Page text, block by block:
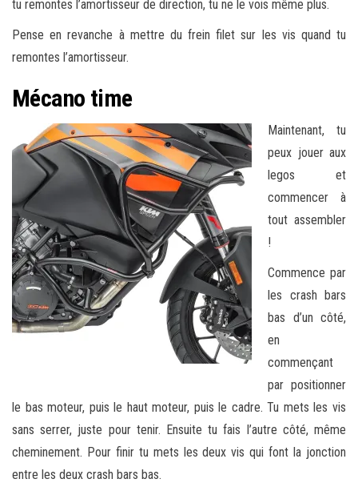
tu remontes l’amortisseur de direction, tu ne le vois même plus.
Pense en revanche à mettre du frein filet sur les vis quand tu
remontes l’amortisseur.
Mécano time
Maintenant, tu
peux jouer aux
legos et
commencer à
tout assembler
!
Commence par
les crash bars
bas d’un côté,
en
commençant
par positionner
le bas moteur, puis le haut moteur, puis le cadre. Tu mets les vis
sans serrer, juste pour tenir. Ensuite tu fais l’autre côté, même
cheminement. Pour finir tu mets les deux vis qui font la jonction
entre les deux crash bars bas.